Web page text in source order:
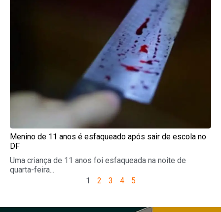
Menino de 11 anos é esfaqueado após sair de escola no
DF
Uma criança de 11 anos foi esfaqueada na noite de
quarta-feira...
1
2 3 4 5